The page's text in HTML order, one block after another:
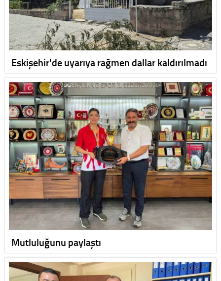
Eskişehir'de uyarıya rağmen dallar kaldırılmadı
Mutluluğunu paylaştı